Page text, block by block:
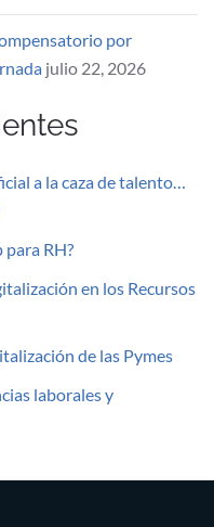
por
julio 22, 2026
a la caza de talento…
para RH?
en los Recursos
de las Pymes
laborales y